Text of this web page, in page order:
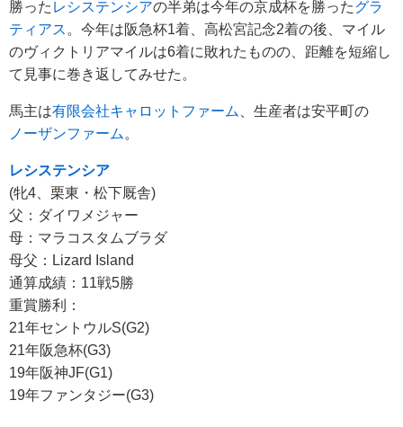
勝った レシステンシアの半弟は今年の京成杯を勝ったグラ
ティアス 。今年は阪急杯1着、高松宮記念2着の後、マイル
のヴィクトリアマイルは6着に敗れたものの、距離を短縮し
て見事に巻き返してみせた。
馬主は有限会社キャロットファーム
、生産者は安平町の
ノーザンファーム 。
レシステンシア
(牝4、栗東・松下厩舎)
父：ダイワメジャー
母：マラコスタムブラダ
母父：Lizard Island
通算成績：11戦5勝
重賞勝利：
21年セントウルS(G2)
21年阪急杯(G3)
19年阪神JF(G1)
19年ファンタジー(G3)